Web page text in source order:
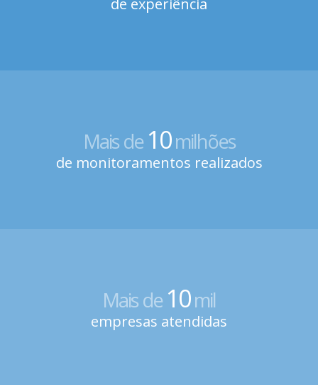
Mais de 10milhões
de monitoramentos realizados
Mais de 10mil
empresas atendidas